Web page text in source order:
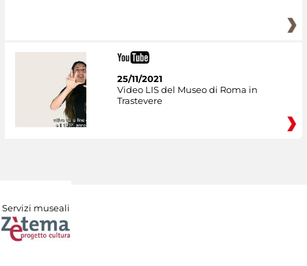
25/11/2021
Video LIS del Museo di Roma in
Trastevere
Servizi museali